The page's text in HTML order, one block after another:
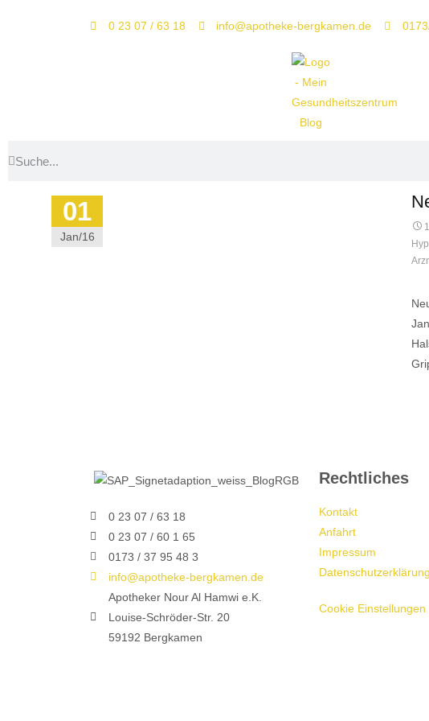
0 23 07 / 63 18 info@apotheke-bergkamen.de
01
Jan/16
0 23 07 / 63 18
0 23 07 / 60 1 65
0173 / 37 95 48 3
info@apotheke-bergkamen.de
Apotheker Nour Al Hamwi e.K.
Louise-Schröder-Str. 20
59192 Bergkamen
Rechtliches
Kontakt
Anfahrt
Impressum
Datenschutzerklärung
Cookie Einstellungen